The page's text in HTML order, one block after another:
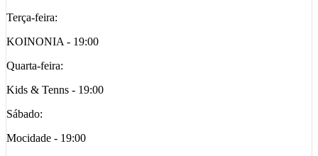
Terça-feira:
KOINONIA - 19:00
Quarta-feira:
Kids & Tenns - 19:00
Sábado:
Mocidade - 19:00